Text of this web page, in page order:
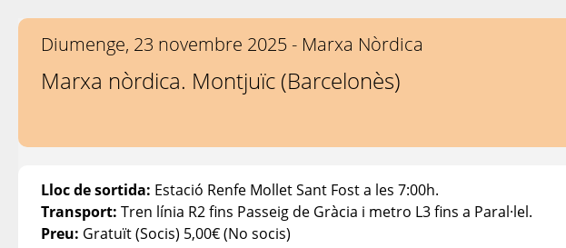
Diumenge, 23 novembre 2025 - Marxa Nòrdica
Marxa nòrdica. Montjuïc (Barcelonès)
Lloc de sortida: Estació Renfe Mollet Sant Fost a les 7:00h.
Transport: Tren línia R2 fins Passeig de Gràcia i metro L3 fins a Paral·lel.
Preu: Gratuït (Socis) 5,00€ (No socis)